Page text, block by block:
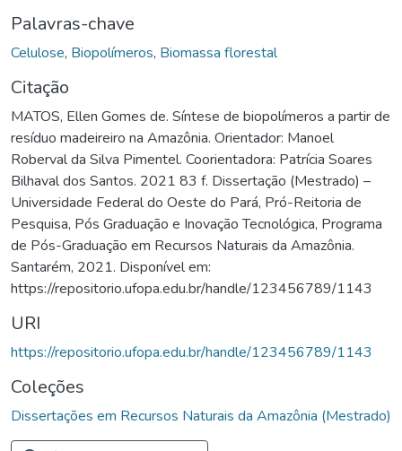
Palavras-chave
Celulose, Biopolímeros, Biomassa florestal
Citação
MATOS, Ellen Gomes de. Síntese de biopolímeros a partir de
resíduo madeireiro na Amazônia. Orientador: Manoel
Roberval da Silva Pimentel. Coorientadora: Patrícia Soares
Bilhaval dos Santos. 2021 83 f. Dissertação (Mestrado) –
Universidade Federal do Oeste do Pará, Pró-Reitoria de
Pesquisa, Pós Graduação e Inovação Tecnológica, Programa
de Pós-Graduação em Recursos Naturais da Amazônia.
Santarém, 2021. Disponível em:
https://repositorio.ufopa.edu.br/handle/123456789/1143
URI
https://repositorio.ufopa.edu.br/handle/123456789/1143
Coleções
Dissertações em Recursos Naturais da Amazônia (Mestrado)